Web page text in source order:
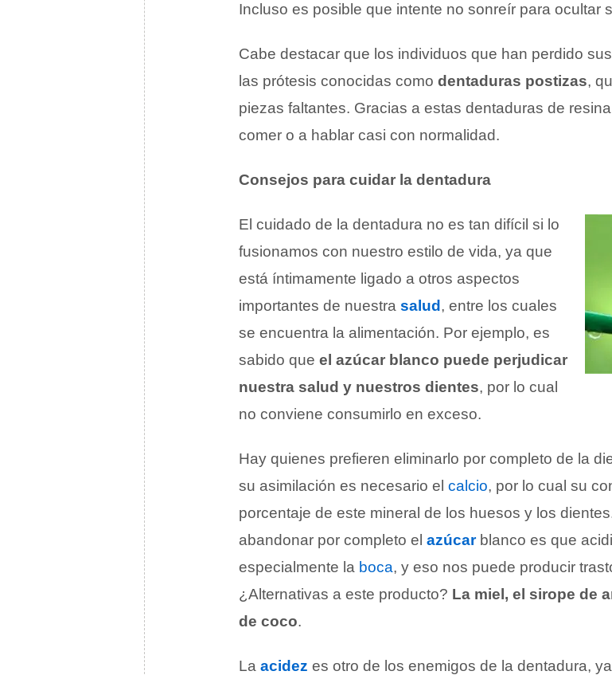
Incluso es posible que intente no sonreír para ocultar
Cabe destacar que los individuos que han perdido sus
las prótesis conocidas como dentaduras postizas,
piezas faltantes. Gracias a estas dentaduras de
comer o a hablar casi con normalidad.
Consejos para cuidar la dentadura
El cuidado de la dentadura no es tan difícil si lo
fusionamos con nuestro estilo de vida, ya que
está íntimamente ligado a otros aspectos
importantes de nuestra salud , entre los cuales
se encuentra la alimentación. Por ejemplo, es
sabido que el azúcar blanco puede perjudicar
nuestra salud y nuestros dientes, por lo cual
no conviene consumirlo en exceso.
Hay quienes prefieren eliminarlo por completo de la
su asimilación es necesario el calcio, por lo cual su
porcentaje de este mineral de los huesos y los
abandonar por completo el azúcarblanco es que
especialmente la boca, y eso nos puede producir
¿Alternativas a este producto? La miel, el sirope de
de coco.
La acidez es otro de los enemigos de la dentadura,